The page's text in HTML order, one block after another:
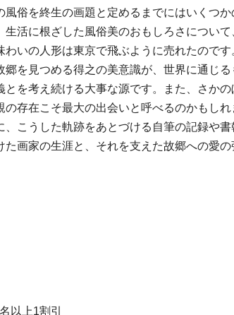
俗を終生の画題と定めるまでにはいくつ
活に根ざした風俗美のおもしろさについ
いの人形は東京で飛ぶように売れたので
を見つめる得之の美意識が、世界に通じ
を考え続ける大事な源です。また、さか
存在こそ最大の出会いと呼べるのかもしれ
こうした軌跡をあとづける自筆の記録や
画家の生涯と、それを支えた故郷への愛
以上1割引